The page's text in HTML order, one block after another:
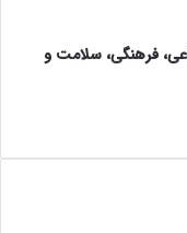
فرهنگی، سلامت و